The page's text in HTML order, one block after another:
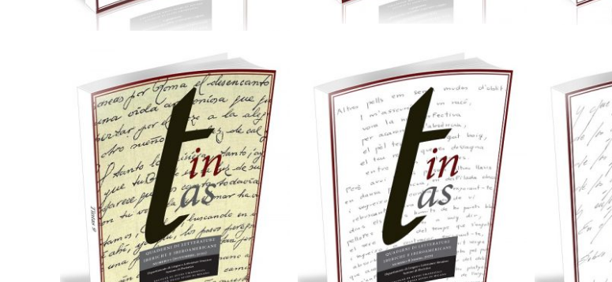
25,00€
Aggiungi al carrello
25,00€
Aggiungi al carrello